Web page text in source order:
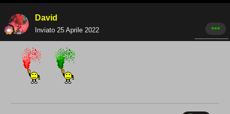
David
Inviato 25 Aprile 2022